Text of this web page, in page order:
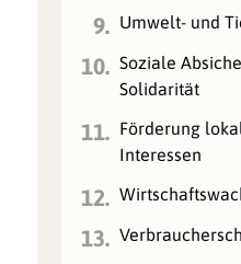
9. Umwelt- und
10. Soziale
Solidarität
11. Förderung
Interessen
12.
13.